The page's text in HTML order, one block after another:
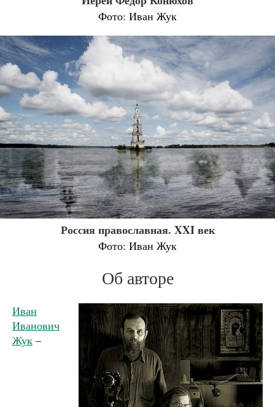
Фото: Иван Жук
Россия православная. XXI век
Фото: Иван Жук
Об авторе
Иван
Иванович
Жук –